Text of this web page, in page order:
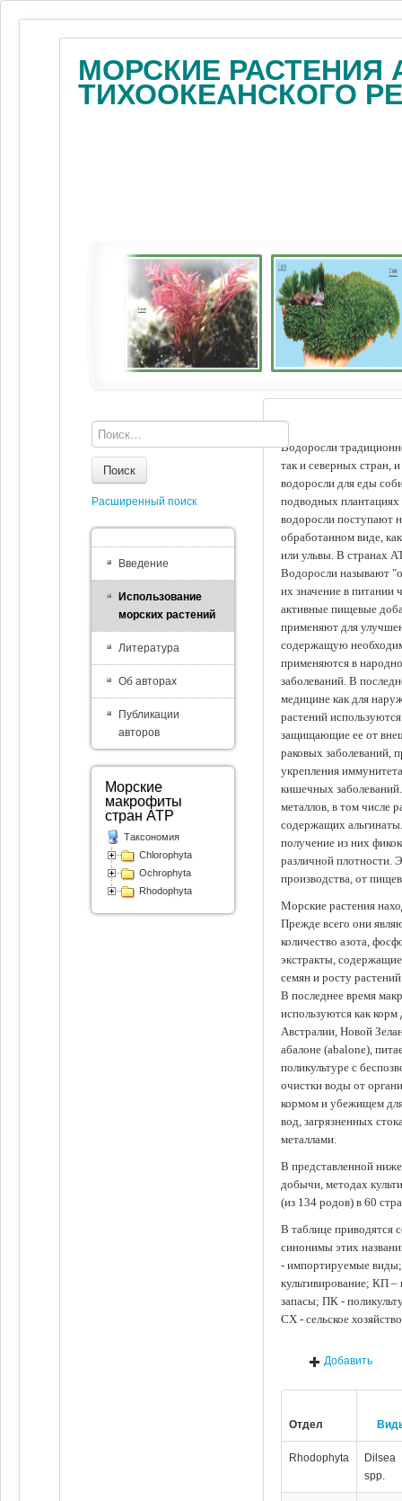
МОРСКИЕ РАСТЕНИЯ
ТИХООКЕАНСКОГО
Водоросли
так и северных стран,
водоросли для еды
подводных
водоросли поступают
обработанном виде,
или ульвы. В странах
Водоросли называют
их значение в питании
активные пищевые
применяют для
содержащую
применяются в
заболеваний. В
медицине как для
растений
защищающие ее от
раковых заболеваний,
укрепления
кишечных
металлов, в том числе
содержащих
получение из них
различной плотности.
производства, от
Морские растения
Прежде всего они
количество азота,
экстракты,
семян и росту
В последнее время
используются как
Австралии, Новой
абалоне (abalone),
поликультуре с
очистки воды от
кормом и убежищем
вод, загрязненных
металлами.
В представленной
добычи, методах
(из 134 родов) в 60
В таблице приводятся
синонимы этих
- импортируемые
культивирование; КП
запасы; ПК -
СХ - сельское
Добавить
Отдел
Rhodophyta
Dilsea
spp.
Поиск
Расширенный поиск
Введение
Использование
морских растений
Литература
Об авторах
Публикации
авторов
Морские
макрофиты
стран АТР
Таксономия
Chlorophyta
Ochrophyta
Rhodophyta